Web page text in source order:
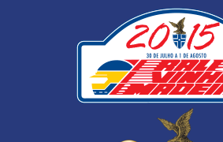
Passar para o conteúdo principal